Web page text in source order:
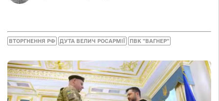
ВТОРГНЕННЯ РФ ДУТА ВЕЛИЧ РОСАРМІЇ ПВК "ВАГНЕР"